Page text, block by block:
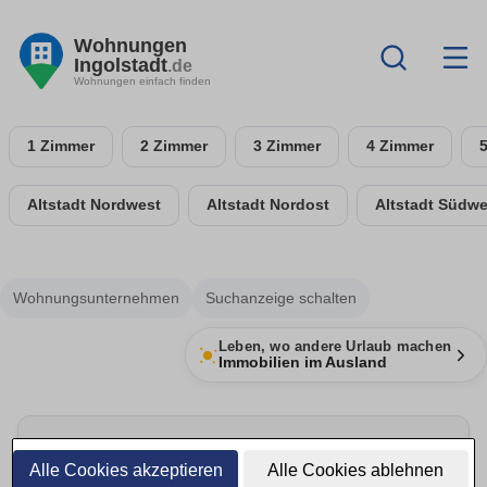
Alle Cookies akzeptieren Alle Cookies ablehnen
Wohnungen
Ingolstadt.de
Wohnungen einfach finden
1 Zimmer 2 Zimmer 3 Zimmer 4 Zimmer
Altstadt Nordwest Altstadt Nordost Altstadt
Wohnungsunternehmen Suchanzeige schalten
Leben, wo andere Urlaub machen
Immobilien im Ausland
Umzug rechtzeitig planen